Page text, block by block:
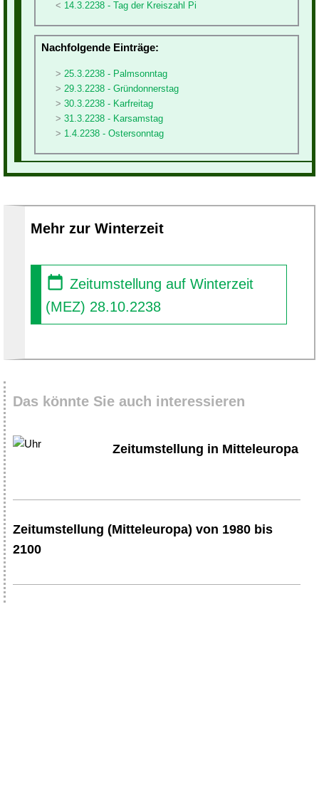
14.3.2238 - Tag der Kreiszahl Pi
Nachfolgende Einträge:
25.3.2238 - Palmsonntag
29.3.2238 - Gründonnerstag
30.3.2238 - Karfreitag
31.3.2238 - Karsamstag
1.4.2238 - Ostersonntag
Mehr zur Winterzeit
Zeitumstellung auf Winterzeit
(MEZ) 28.10.2238
Das könnte Sie auch interessieren
Zeitumstellung in Mitteleuropa
Zeitumstellung (Mitteleuropa) von 1980 bis
2100